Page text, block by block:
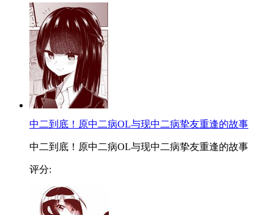
中二到底！原中二病OL与现中二病挚友重逢的故事
中二到底！原中二病OL与现中二病挚友重逢的故事
评分: